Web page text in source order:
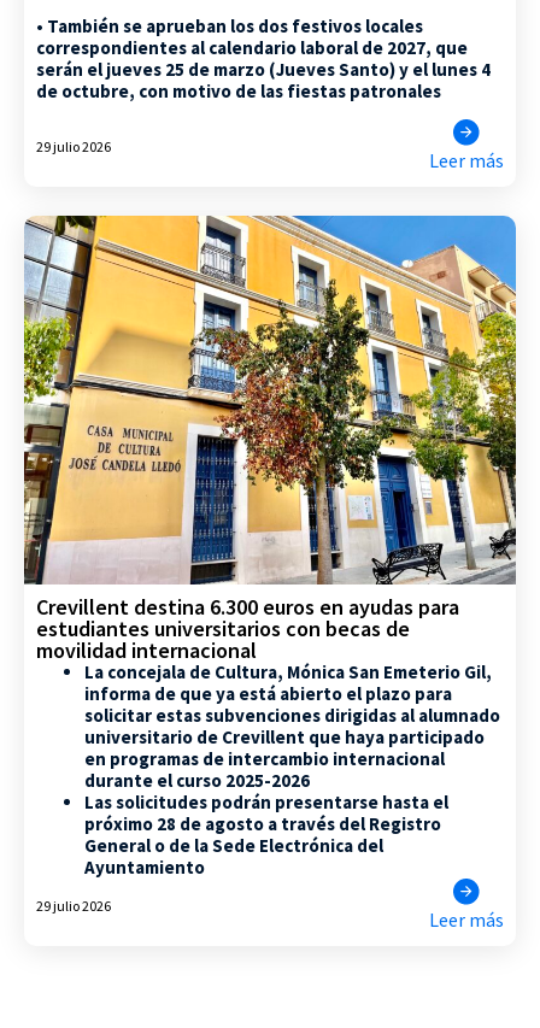
• También se aprueban los dos festivos locales
correspondientes al calendario laboral de 2027, que
serán el jueves 25 de marzo (Jueves Santo) y el lunes 4
de octubre, con motivo de las fiestas patronales
29 julio 2026
Leer más
Crevillent destina 6.300 euros en ayudas para
estudiantes universitarios con becas de
movilidad internacional
La concejala de Cultura, Mónica San Emeterio Gil,
informa de que ya está abierto el plazo para
solicitar estas subvenciones dirigidas al alumnado
universitario de Crevillent que haya participado
en programas de intercambio internacional
durante el curso 2025-2026
Las solicitudes podrán presentarse hasta el
próximo 28 de agosto a través del Registro
General o de la Sede Electrónica del
Ayuntamiento
29 julio 2026
Leer más